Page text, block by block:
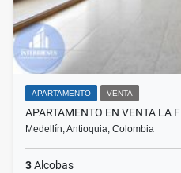
APARTAMENTO VENTA
APARTAMENTO EN VENTA LA
Medellín, Antioquia, Colombia
3Alcobas